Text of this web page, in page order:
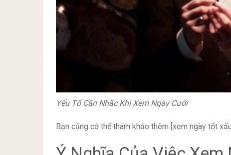
Yếu Tố Cần Nhắc Khi Xem Ngày Cưới
Bạn cũng có thể tham khảo thêm [xem ngày tốt